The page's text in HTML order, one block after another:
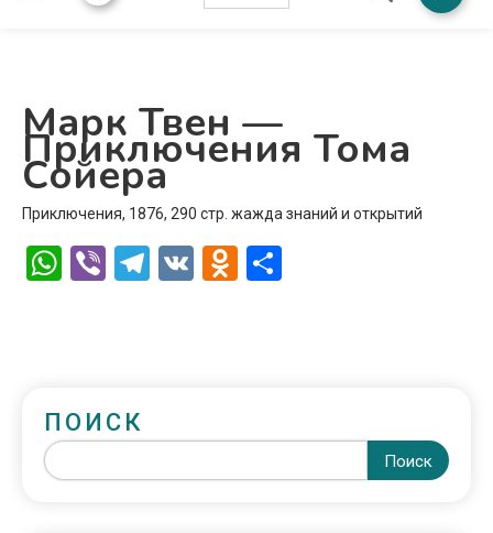
Марк Твен —
Приключения Тома
Сойера
Приключения, 1876, 290 стр. жажда знаний и открытий
WhatsApp
ViberTelegram
VK Odnoklassniki
ПОИСК
Поиск